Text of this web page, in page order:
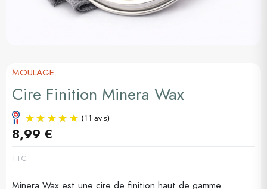
MOULAGE
Cire Finition Minera Wax
8,99 €
TTC
Minera Wax est une cire de finition haut de gamme